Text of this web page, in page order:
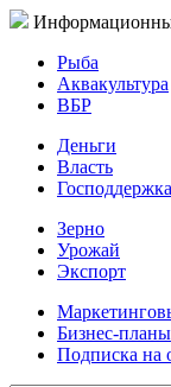
Рыба
Аквакультура
ВБР
Деньги
Власть
Господдержка
Зерно
Урожай
Экспорт
Бизнес-планы
Подписка на